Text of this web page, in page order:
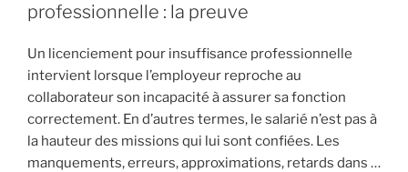
professionnelle : la preuve
Un licenciement pour insuffisance professionnelle
intervient lorsque l’employeur reproche au
collaborateur son incapacité à assurer sa fonction
correctement. En d’autres termes, le salarié n’est pas à
la hauteur des missions qui lui sont confiées. Les
manquements, erreurs, approximations, retards dans …